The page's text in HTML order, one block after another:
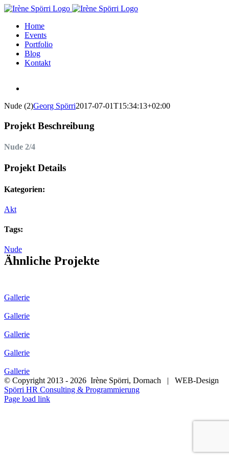
Zum
springenHome
Events
Portfolio
Blog
Kontakt
Nude (2)Georg Spörri2017-07-01T15:34:13+02:00
Projekt Beschreibung
Nude 2/4
Projekt Details
Kategorien:
Akt
Tags:
Nude
Ähnliche Projekte
Gallerie
Gallerie
Gallerie
Gallerie
Gallerie
© Copyright 2013 - 2026 Irène Spörri, Dornach | WEB-Design
Spörri HR Consulting & Programmierung
Facebook
Page load link